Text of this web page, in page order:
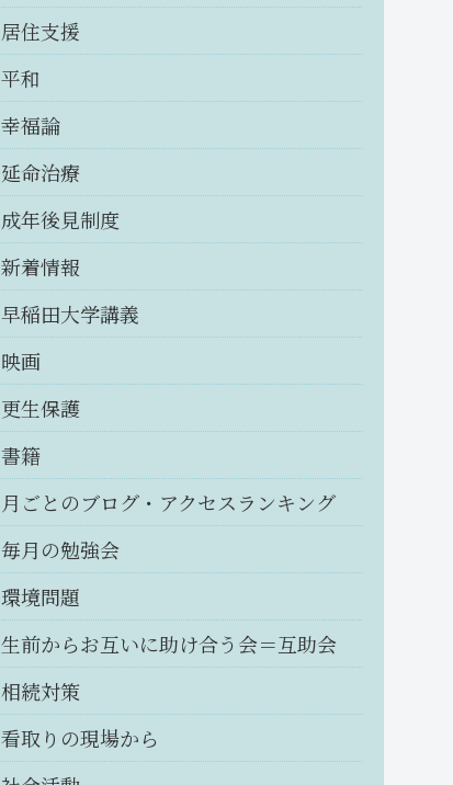
居住支援
平和
幸福論
延命治療
成年後見制度
新着情報
早稲田大学講義
映画
更生保護
書籍
月ごとのブログ・アクセスランキング
毎月の勉強会
環境問題
生前からお互いに助け合う会＝互助会
相続対策
看取りの現場から